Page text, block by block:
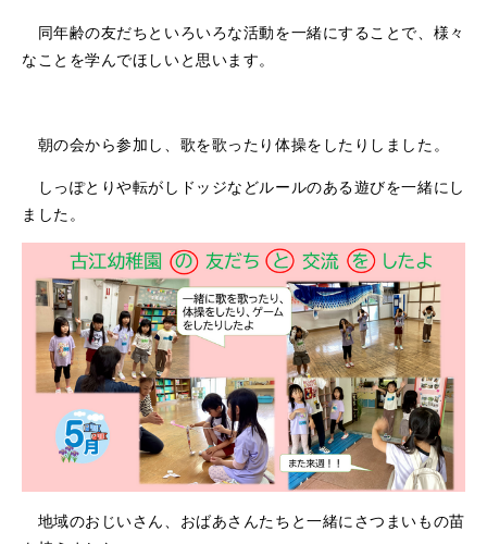
同年齢の友だちといろいろな活動を一緒にすることで、様々
なことを学んでほしいと思います。
朝の会から参加し、歌を歌ったり体操をしたりしました。
しっぽとりや転がしドッジなどルールのある遊びを一緒にし
ました。
地域のおじいさん、おばあさんたちと一緒にさつまいもの苗